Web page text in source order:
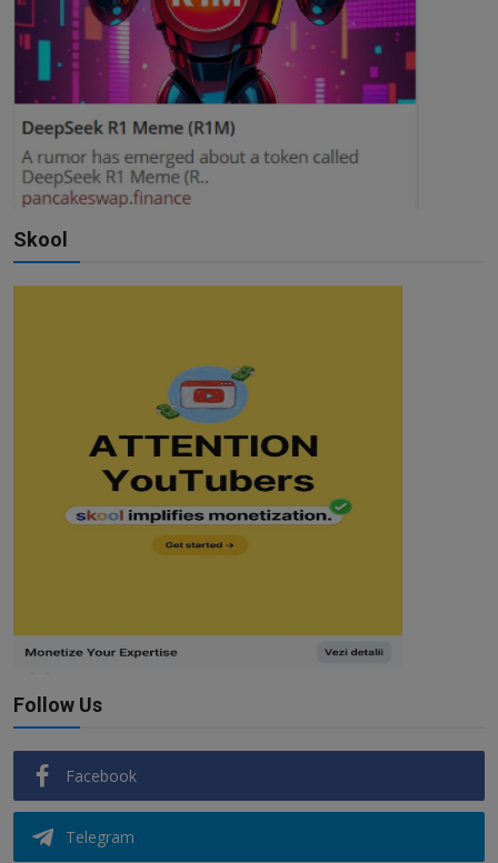
Skool
Follow Us
Facebook
Telegram